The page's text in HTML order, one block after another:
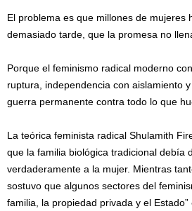
El problema es que millones de mujeres
demasiado tarde, que la promesa no
Porque el feminismo radical moderno
ruptura, independencia con aislamiento
guerra permanente contra todo lo que
La teórica feminista radical Shulamith
que la familia biológica tradicional debía
verdaderamente a la mujer. Mientras
sostuvo que algunos sectores del
familia, la propiedad privada y el